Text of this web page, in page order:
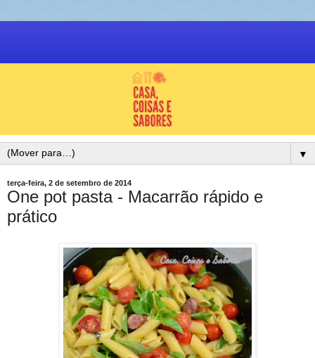
▼
terça-feira, 2 de setembro de 2014
One pot pasta - Macarrão rápido e
prático